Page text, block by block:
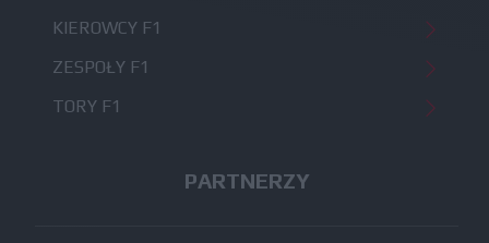
KIEROWCY F1
ZESPOŁY F1
TORY F1
PARTNERZY